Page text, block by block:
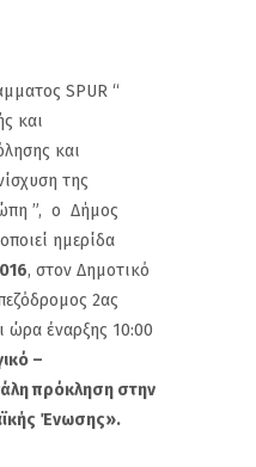
SPUR “
και
και
της
”, ο Δήμος
ημερίδα
, στον Δημοτικό
2ας
ώρα έναρξης 10:00
–
πρόκληση στην
Ένωσης».